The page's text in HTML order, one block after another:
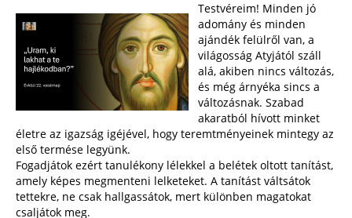
Testvéreim! Minden jó
adomány és minden
ajándék felülről van, a
világosság Atyjától száll
alá, akiben nincs változás,
és még árnyéka sincs a
változásnak. Szabad
akaratból hívott minket
életre az igazság igéjével, hogy teremtményeinek mintegy az
első termése legyünk.
Fogadjátok ezért tanulékony lélekkel a belétek oltott tanítást,
amely képes megmenteni lelketeket. A tanítást váltsátok
tettekre, ne csak hallgassátok, mert különben magatokat
csaljátok meg.